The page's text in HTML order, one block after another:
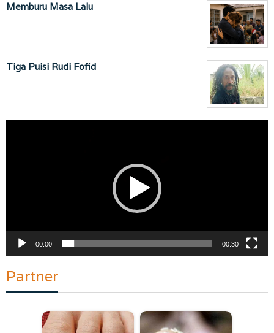
Memburu Masa Lalu
Tiga Puisi Rudi Fofid
00:00 00:30
Partner